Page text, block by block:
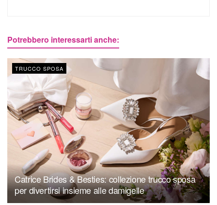
Potrebbero interessarti anche:
TRUCCO SPOSA
Catrice Brides & Besties: collezione trucco sposa
per divertirsi insieme alle damigelle